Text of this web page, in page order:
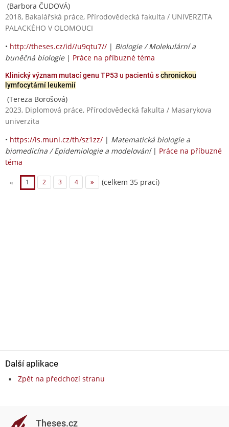
(Barbora ČUDOVÁ)
2018, Bakalářská práce, Přírodovědecká fakulta / UNIVERZITA
PALACKÉHO V OLOMOUCI
• http://theses.cz/id//u9qtu7// | Biologie / Molekulární a
buněčná biologie| Práce na příbuzné téma
Klinický význam mutací genu TP53 u pacientů schronickou
lymfocytární leukemií
(Tereza Borošová)
2023, Diplomová práce, Přírodovědecká fakulta / Masarykova
univerzita
• https://is.muni.cz/th/sz1zz/ | Matematická biologie a
biomedicína / Epidemiologie a modelování| Práce na příbuzné
téma
« 1 2 3 4 » (celkem 35 prací)
Další aplikace
Zpět na předchozí stranu
Theses.cz